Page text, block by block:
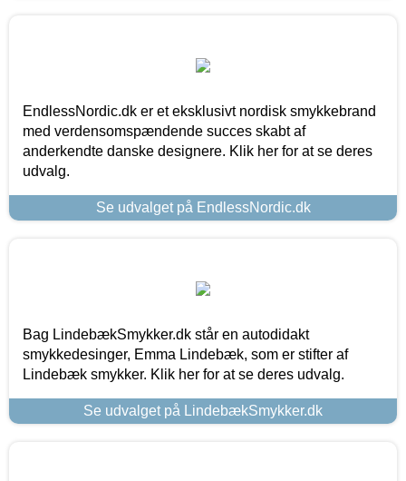
EndlessNordic.dk er et eksklusivt nordisk smykkebrand
med verdensomspændende succes skabt af
anderkendte danske designere. Klik her for at se deres
udvalg.
Se udvalget på EndlessNordic.dk
Bag LindebækSmykker.dk står en autodidakt
smykkedesinger, Emma Lindebæk, som er stifter af
Lindebæk smykker. Klik her for at se deres udvalg.
Se udvalget på LindebækSmykker.dk